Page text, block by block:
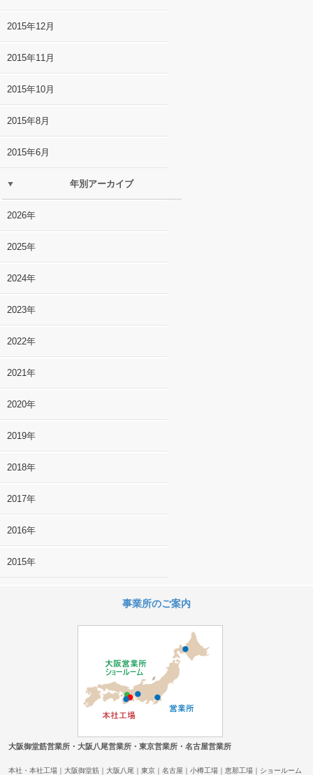
2015年12月
2015年11月
2015年10月
2015年8月
2015年6月
年別アーカイブ
2026年
2025年
2024年
2023年
2022年
2021年
2020年
2019年
2018年
2017年
2016年
2015年
事業所のご案内
大阪御堂筋営業所・大阪八尾営業所・東京営業所・名古屋営業所
本社・本社工場｜大阪御堂筋｜大阪八尾｜東京｜名古屋｜小樽工場｜恵那工場｜ショールーム